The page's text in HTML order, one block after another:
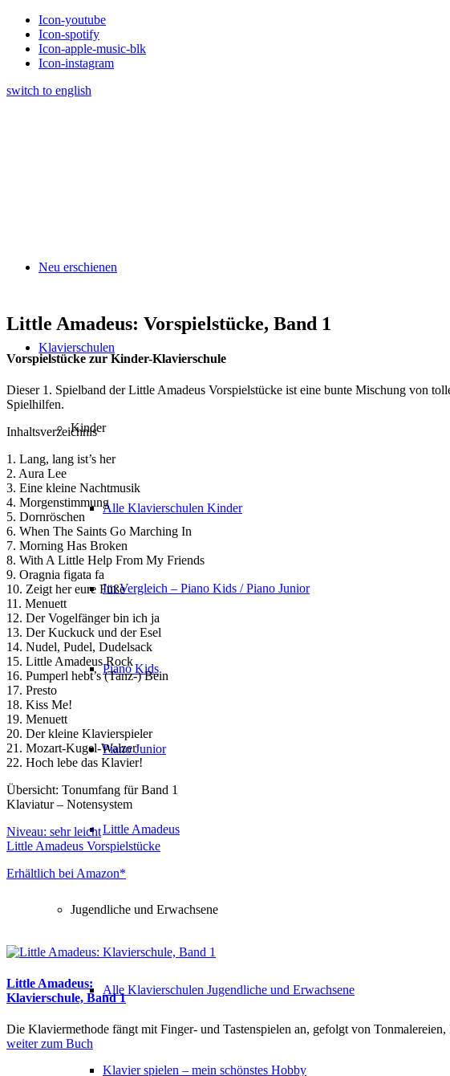
Icon-youtube
Icon-spotify
Icon-apple-music-blk
Icon-instagram
switch to english
Neu erschienen
Klavierschulen
Kinder
Alle Klavierschulen Kinder
Im Vergleich – Piano Kids / Piano Junior
Piano Kids
Piano Junior
Little Amadeus
Jugendliche und Erwachsene
Alle Klavierschulen Jugendliche und Erwachsene
Klavier spielen – mein schönstes Hobby
Little Amadeus: Vorspielstücke, Band 1
Vorspielstücke zur Kinder-Klavierschule
Dieser 1. Spielband der Little Amadeus Vorspielstücke ist eine bunte Mischung von
Spielhilfen.
Inhaltsverzeichnis
1. Lang, lang ist’s her
2. Aura Lee
3. Eine kleine Nachtmusik
4. Morgenstimmung
5. Dornröschen
6. When The Saints Go Marching In
7. Morning Has Broken
8. With A Little Help From My Friends
9. Oragnia figata fa
10. Zeigt her eure Füße
11. Menuett
12. Der Vogelfänger bin ich ja
13. Der Kuckuck und der Esel
14. Nudel, Pudel, Dudelsack
15. Little Amadeus Rock
16. Pumperl hebt’s (Tanz-) Bein
17. Presto
18. Kiss Me!
19. Menuett
20. Der kleine Klavierspieler
21. Mozart-Kugel-Walzer
22. Hoch lebe das Klavier!
Übersicht: Tonumfang für Band 1
Klaviatur – Notensystem
Niveau: sehr leicht
Little Amadeus Vorspielstücke
Erhältlich bei Amazon*
Little Amadeus:
Klavierschule, Band 1
Die Klaviermethode fängt mit Finger- und Tastenspielen an, gefolgt von
weiter zum Buch